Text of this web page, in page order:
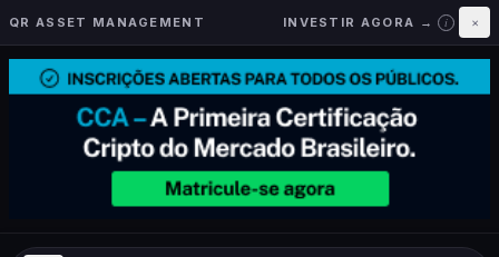
QR ASSET MANAGEMENT INVESTIR AGORA → i ×